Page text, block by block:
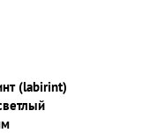
(labirint)